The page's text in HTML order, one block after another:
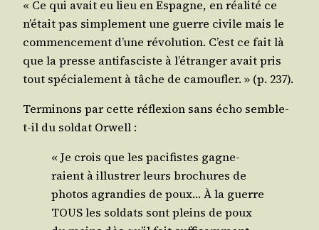
« Ce qui avait eu lieu en Espagne, en réa­li­té ce
n’était pas sim­ple­ment une guerre civile mais le
com­men­ce­ment d’une révo­lu­tion. C’est ce fait là
que la presse anti­fas­ciste à l’étranger avait pris
tout spé­cia­le­ment à tâche de camou­fler. » (p. 237).
Ter­mi­nons par cette réflexion sans écho semble-
t-il du sol­dat Orwell :
« Je crois que les paci­fistes gagne­
raient à illus­trer leurs bro­chures de
pho­tos agran­dies de poux… À la guerre
TOUS les sol­dats sont pleins de poux